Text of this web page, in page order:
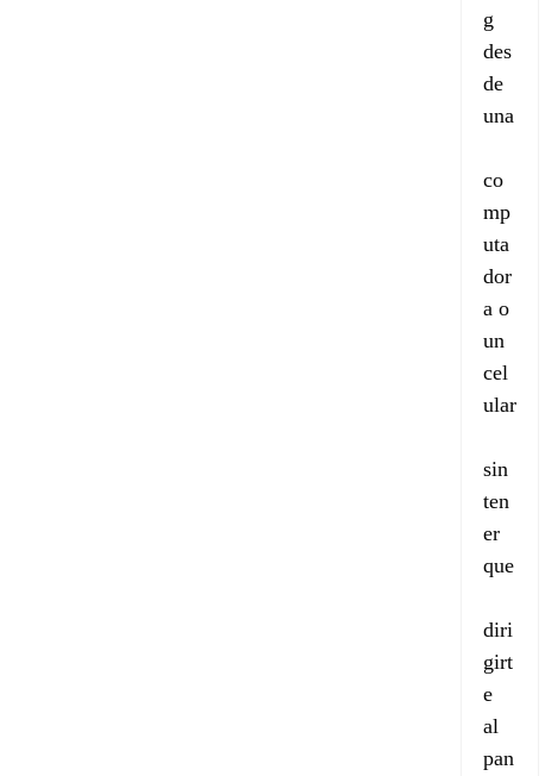
g
des
de
una
co
mp
uta
dor
a o
un
cel
ular
sin
ten
er
que
diri
girt
e
al
pan